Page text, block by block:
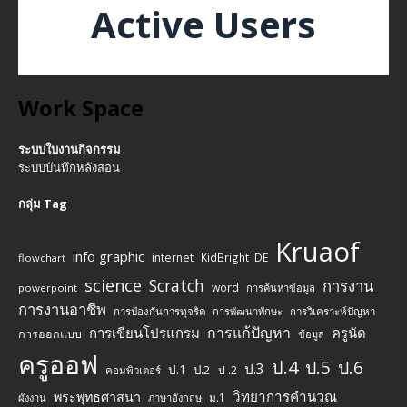
Active Users
Work Space
ระบบใบงานกิจกรรม
ระบบบันทึกหลังสอน
กลุ่ม Tag
flowchart info graphic internet KidBright IDE Kruaof
powerpoint science Scratch word การค้นหาข้อมูล
การงาน
การงานอาชีพ
การป้องกันการทุจริต การพัฒนาทักษะ การวิเคราะห์ปัญหา
การออกแบบ การเขียนโปรแกรม การแก้ปัญหา ข้อมูล ครูนัด
ครูออฟ คอมพิวเตอร์ ป.1 ป.2 ป .2 ป.3 ป.4 ป.5 ป.6
ผังงาน พระพุทธศาสนา ภาษาอังกฤษ ม.1 วิทยาการคำนวณ